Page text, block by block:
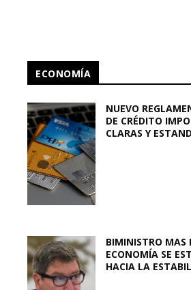
ECONOMÍA
NUEVO
DE CRÉDITO
CLARAS Y
BIMINISTRO MAS
ECONOMÍA SE
HACIA LA